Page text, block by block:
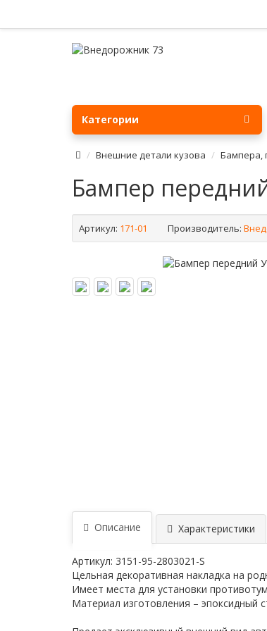
Категории
Внешние детали кузова Бампера,
Бампер
Артикул: 171-01 Производитель:
Описание Характеристики
Артикул: 3151-95-2803021-S
Цельная декоративная накладка на
Имеет места для установки
Материал изготовления – эпоксидный